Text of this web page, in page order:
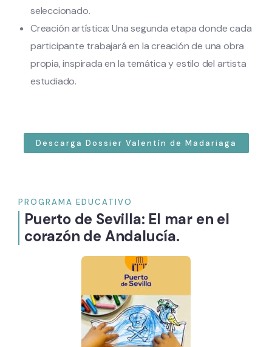
seleccionado.
Creación artística: Una segunda etapa donde cada
participante trabajará en la creación de una obra
propia, inspirada en la temática y estilo del artista
estudiado.
Descarga Dossier Valentín de Madariaga
PROGRAMA EDUCATIVO
Puerto de Sevilla: El mar en el
corazón de Andalucía.